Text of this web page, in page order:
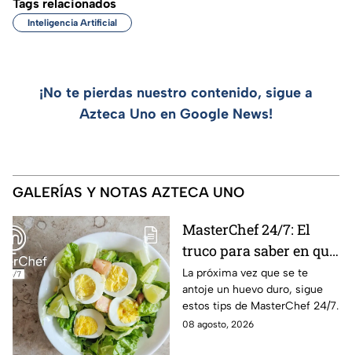
Tags relacionados
Inteligencia Artificial
¡No te pierdas nuestro contenido, sigue a
Azteca Uno en Google News!
GALERÍAS Y NOTAS AZTECA UNO
MasterChef 24/7: El
truco para saber en qué
momento está listo un
huevo cocido
La próxima vez que se te
antoje un huevo duro, sigue
estos tips de MasterChef 24/7.
08 agosto, 2026